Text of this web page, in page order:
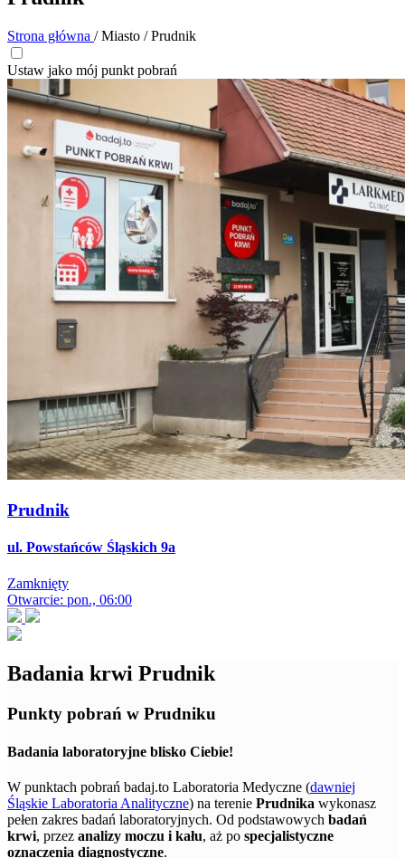
Strona główna / Miasto / Prudnik
Ustaw jako mój punkt pobrań
Prudnik
ul. Powstańców Śląskich 9a
Zamknięty
Otwarcie: pon., 06:00
Badania krwi Prudnik
Punkty pobrań w Prudniku
Badania laboratoryjne blisko Ciebie!
W punktach pobrań badaj.to Laboratoria Medyczne (dawniej
Śląskie Laboratoria Analityczne) na terenie Prudnika wykonasz
pełen zakres badań laboratoryjnych. Od podstawowych badań
krwi, przez analizy moczu i kału, aż po specjalistyczne
oznaczenia diagnostyczne.